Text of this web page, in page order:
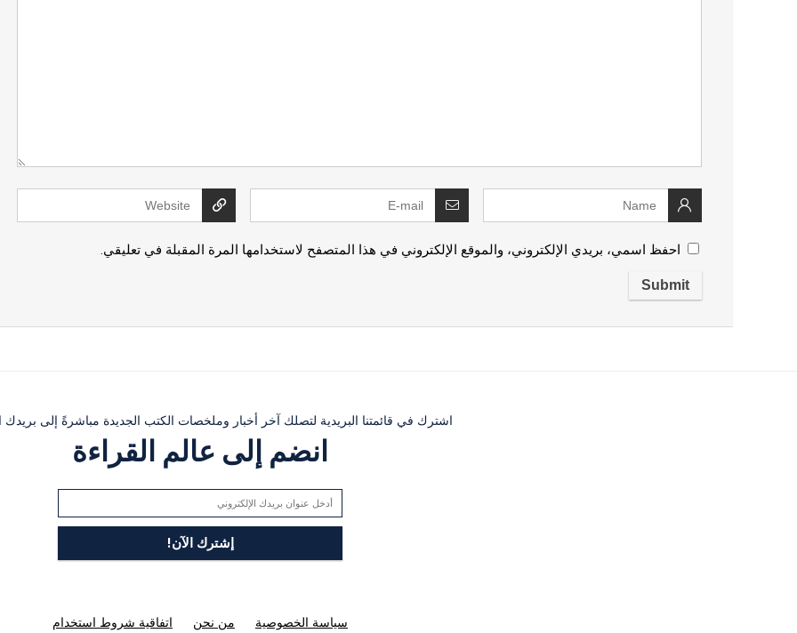
احفظ اسمي، بريدي الإلكتروني، والموقع الإلكتروني في هذا المتصفح لاستخدامها المرة المقبلة في تعليقي.
اشترك في قائمتنا البريدية لتصلك آخر أخبار وملخصات الكتب الجديدة مباشرةً إلى بريدك
انضم إلى عالم القراءة
سياسة الخصوصية من نحن اتفاقية شروط استخدام